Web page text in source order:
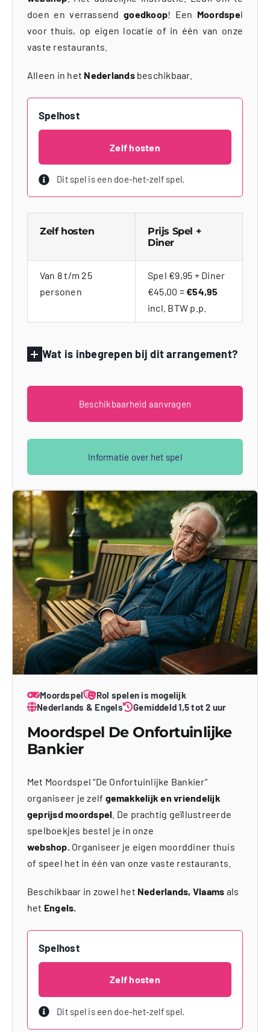
doen en verrassendgoedkoop! Een Moordspel
voor thuis, op eigen locatie of in één van onze
vaste restaurants.
Alleen in het Nederlandsbeschikbaar.
Spelhost
Zelf hosten
Dit spel is een doe-het-zelf spel.
Zelf hosten
Prijs Spel +
Diner
Van 8 t/m 25
personen
Spel €9,95 + Diner
€45,00 =€54,95
incl. BTW p.p.
Wat is inbegrepen bij dit arrangement?
Beschikbaarheid aanvragen
Informatie over het spel
Moordspel
Rol spelen is mogelijk
Nederlands & Engels
Gemiddeld 1,5 tot 2 uur
Moordspel De Onfortuinlijke
Bankier
Met Moordspel “De Onfortuinlijke Bankier”
organiseer je zelf gemakkelijk en vriendelijk
geprijsd moordspel . De prachtig geïllustreerde
spelboekjes bestel je in onze
webshop. Organiseer je eigen moorddiner thuis
of speel het in één van onze vaste restaurants.
Beschikbaar in zowel het Nederlands, Vlaams als
het Engels.
Spelhost
Zelf hosten
Dit spel is een doe-het-zelf spel.